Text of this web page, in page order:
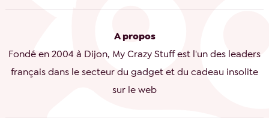
A propos
Fondé en 2004 à Dijon, My Crazy Stuff est l'un des leaders
français dans le secteur du gadget et du cadeau insolite
sur le web